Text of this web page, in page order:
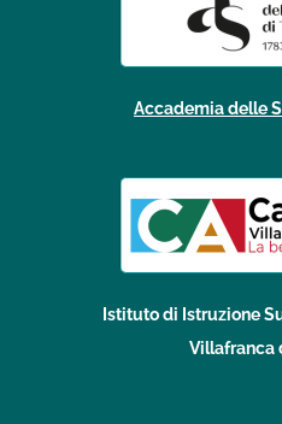
Accademia delle
Istituto di Istruzione
Villafranca